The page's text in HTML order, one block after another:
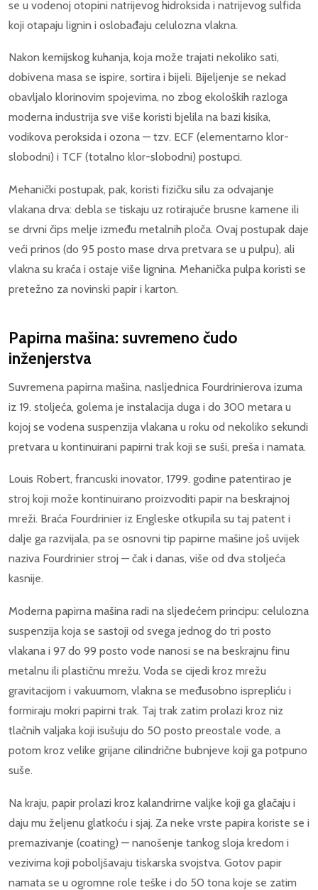
se u vodenoj otopini natrijevog hidroksida i natrijevog sulfida
koji otapaju lignin i oslobađaju celulozna vlakna.
Nakon kemijskog kuhanja, koja može trajati nekoliko sati,
dobivena masa se ispire, sortira i bijeli. Bijeljenje se nekad
obavljalo klorinovim spojevima, no zbog ekoloških razloga
moderna industrija sve više koristi bjelila na bazi kisika,
vodikova peroksida i ozona — tzv. ECF (elementarno klor-
slobodni) i TCF (totalno klor-slobodni) postupci.
Mehanički postupak, pak, koristi fizičku silu za odvajanje
vlakana drva: debla se tiskaju uz rotirajuće brusne kamene ili
se drvni čips melje između metalnih ploča. Ovaj postupak daje
veći prinos (do 95 posto mase drva pretvara se u pulpu), ali
vlakna su kraća i ostaje više lignina. Mehanička pulpa koristi se
pretežno za novinski papir i karton.
Papirna mašina: suvremeno čudo
inženjerstva
Suvremena papirna mašina, nasljednica Fourdrinierova izuma
iz 19. stoljeća, golema je instalacija duga i do 300 metara u
kojoj se vodena suspenzija vlakana u roku od nekoliko sekundi
pretvara u kontinuirani papirni trak koji se suši, preša i namata.
Louis Robert, francuski inovator, 1799. godine patentirao je
stroj koji može kontinuirano proizvoditi papir na beskrajnoj
mreži. Braća Fourdrinier iz Engleske otkupila su taj patent i
dalje ga razvijala, pa se osnovni tip papirne mašine još uvijek
naziva Fourdrinier stroj — čak i danas, više od dva stoljeća
kasnije.
Moderna papirna mašina radi na sljedećem principu: celulozna
suspenzija koja se sastoji od svega jednog do tri posto
vlakana i 97 do 99 posto vode nanosi se na beskrajnu finu
metalnu ili plastičnu mrežu. Voda se cijedi kroz mrežu
gravitacijom i vakuumom, vlakna se međusobno isprepliću i
formiraju mokri papirni trak. Taj trak zatim prolazi kroz niz
tlačnih valjaka koji isušuju do 50 posto preostale vode, a
potom kroz velike grijane cilindrične bubnjeve koji ga potpuno
suše.
Na kraju, papir prolazi kroz kalandrirne valjke koji ga glačaju i
daju mu željenu glatkoću i sjaj. Za neke vrste papira koriste se i
premazivanje (coating) — nanošenje tankog sloja kredom i
vezivima koji poboljšavaju tiskarska svojstva. Gotov papir
namata se u ogromne role teške i do 50 tona koje se zatim